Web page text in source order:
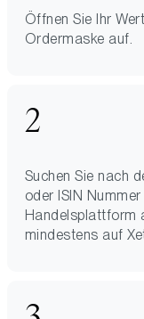
Öffnen Sie Ihr
Ordermaske auf.
Suchen Sie nach
oder ISIN
Handelsplattform
mindestens auf